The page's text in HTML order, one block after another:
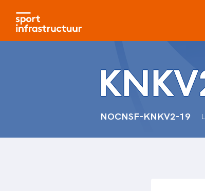
NOCNSF-KNKV2-19